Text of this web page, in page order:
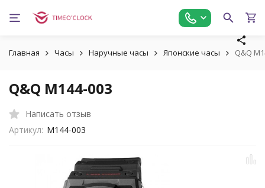
Главная Часы Наручные часы Японские часы Q&Q
Q&Q M144-003
Написать отзыв
Артикул: M144-003